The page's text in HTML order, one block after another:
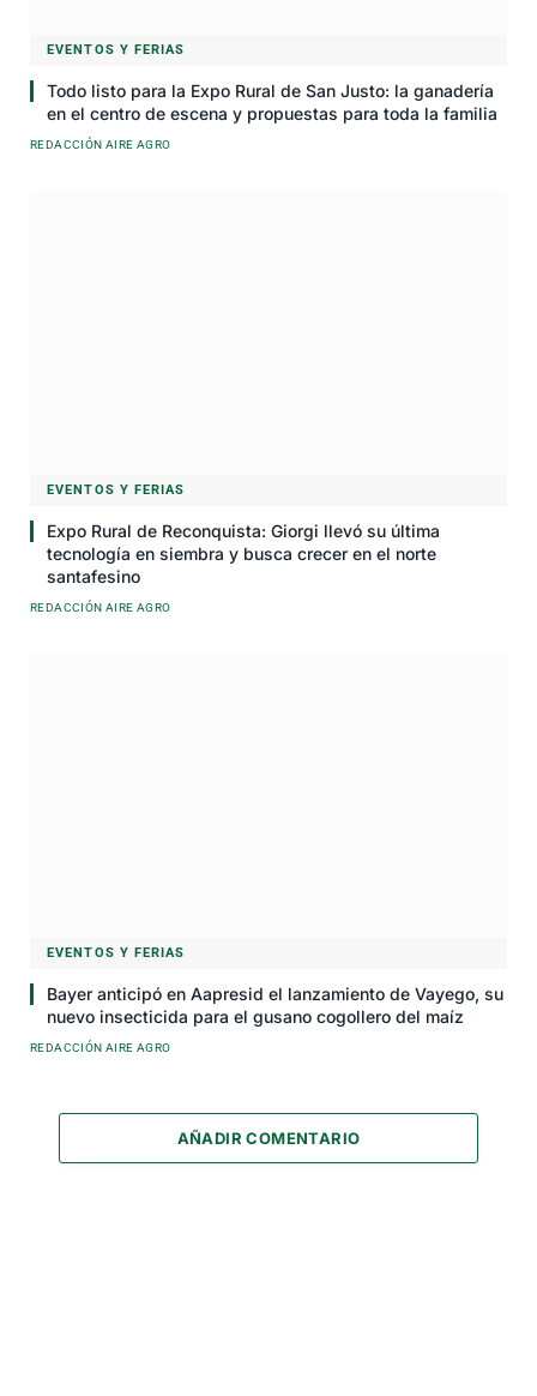
EVENTOS Y FERIAS
Todo listo para la Expo Rural de San Justo: la ganadería
en el centro de escena y propuestas para toda la familia
REDACCIÓN AIRE AGRO
EVENTOS Y FERIAS
Expo Rural de Reconquista: Giorgi llevó su última
tecnología en siembra y busca crecer en el norte
santafesino
REDACCIÓN AIRE AGRO
EVENTOS Y FERIAS
Bayer anticipó en Aapresid el lanzamiento de Vayego, su
nuevo insecticida para el gusano cogollero del maíz
REDACCIÓN AIRE AGRO
AÑADIR COMENTARIO